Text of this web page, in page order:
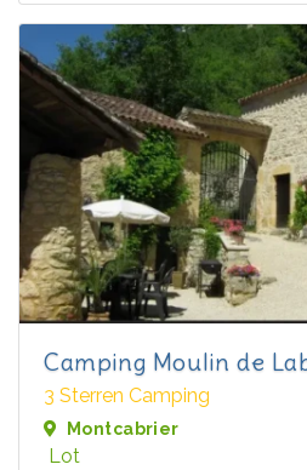
Camping Moulin de
3 Sterren Camping
Montcabrier
Lot